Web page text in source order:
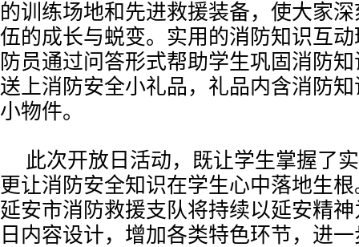
的训练场地和先进救援装备，使大家
伍的成长与蜕变。实用的消防知识互
防员通过问答形式帮助学生巩固消防
送上消防安全小礼品，礼品内含消防
小物件。
此次开放日活动，既让学生掌握了
更让消防安全知识在学生心中落地生
延安市消防救援支队将持续以延安精
日内容设计，增加各类特色环节，进